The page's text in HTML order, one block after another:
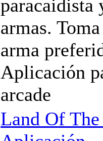
paracaidista
armas.
arma
Aplicación
arcade
Land Of